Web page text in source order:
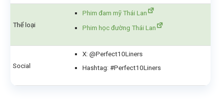
Thể loại
Phim đam mỹ Thái Lan
Phim học đường Thái Lan
Social
X: @Perfect10Liners
Hashtag: #Perfect10Liners